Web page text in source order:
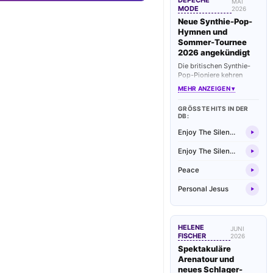
MODE
2026
Neue Synthie-Pop-
Hymnen und
Sommer-Tournee
2026 angekündigt
Die britischen Synthie-
Pop-Pioniere kehren
zurück auf die
europäischen
Gepäck haben sie neben
ihren unvergesslichen
Klassikern auch
brandneue
Studioaufnahmen, die
Fans weltweit begeistern.
MEHR ANZEIGEN ▾
GRÖSSTE HITS IN DER D
B:
Enjoy The Silence
Enjoy The Silence
Peace
Personal Jesus
HELENE
FISCHER
JUNI
2026
Spektakuläre
Arenatour und
neues Schlager-